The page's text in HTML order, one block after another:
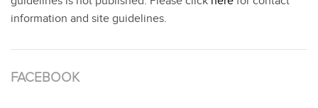
information and site guidelines.
FACEBOOK